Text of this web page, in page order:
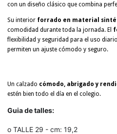
con un diseño clásico que combina
Su interior forrado en material
comodidad durante toda la jornada. El
flexibilidad y seguridad para el uso
permiten un ajuste cómodo y seguro.
Un calzado cómodo, abrigado y
estén bien todo el día en el colegio.
Guia de talles:
o TALLE 29 - cm: 19,2